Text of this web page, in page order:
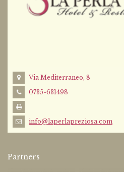
Via Mediterraneo, 8
0735-631498
info@laperlapreziosa.com
Partners